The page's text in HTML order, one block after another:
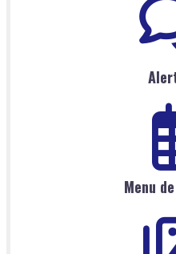
Menu